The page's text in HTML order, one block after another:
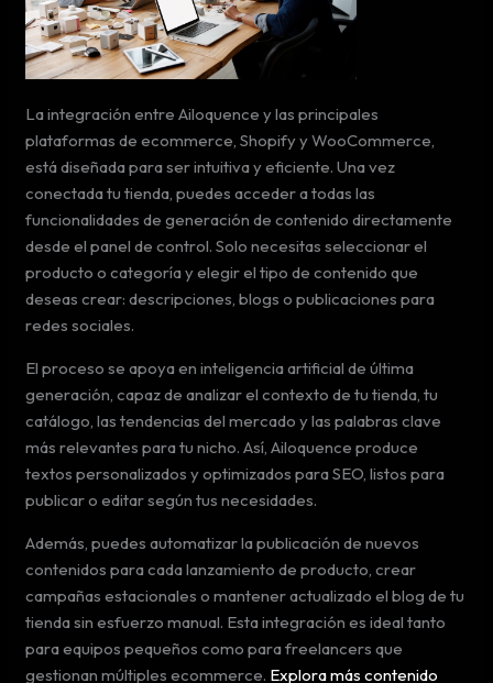
La integración entre Ailoquence y las principales
plataformas de ecommerce, Shopify y WooCommerce,
está diseñada para ser intuitiva y eficiente. Una vez
conectada tu tienda, puedes acceder a todas las
funcionalidades de generación de contenido directamente
desde el panel de control. Solo necesitas seleccionar el
producto o categoría y elegir el tipo de contenido que
deseas crear: descripciones, blogs o publicaciones para
redes sociales.
El proceso se apoya en inteligencia artificial de última
generación, capaz de analizar el contexto de tu tienda, tu
catálogo, las tendencias del mercado y las palabras clave
más relevantes para tu nicho. Así, Ailoquence produce
textos personalizados y optimizados para SEO, listos para
publicar o editar según tus necesidades.
Además, puedes automatizar la publicación de nuevos
contenidos para cada lanzamiento de producto, crear
campañas estacionales o mantener actualizado el blog de tu
tienda sin esfuerzo manual. Esta integración es ideal tanto
para equipos pequeños como para freelancers que
gestionan múltiples ecommerce. Explora más contenido